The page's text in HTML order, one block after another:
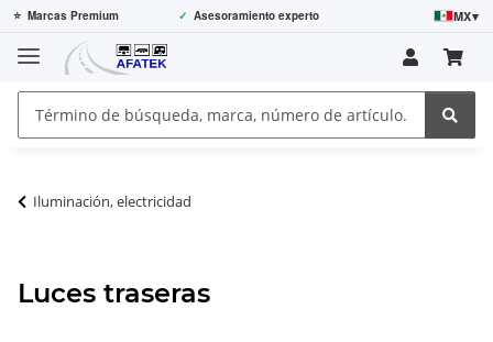
⭐ Marcas Premium ✓ Asesoramiento experto MX▾
Iluminación, electricidad
Luces traseras